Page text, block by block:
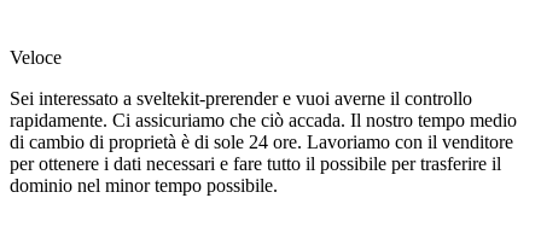
Veloce
Sei interessato a sveltekit-prerender e vuoi averne il controllo
rapidamente. Ci assicuriamo che ciò accada. Il nostro tempo medio
di cambio di proprietà è di sole 24 ore. Lavoriamo con il venditore
per ottenere i dati necessari e fare tutto il possibile per trasferire il
dominio nel minor tempo possibile.